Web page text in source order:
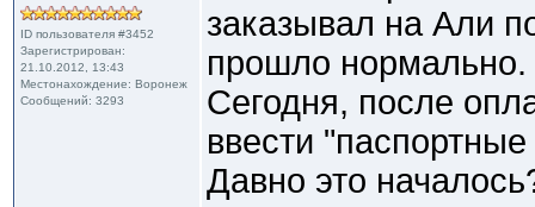
ID пользователя #3452
Зарегистрирован:
21.10.2012, 13:43
Местонахождение: Воронеж
Сообщений: 3293
заказывал на Али
прошло нормально.
Сегодня, после
ввести
Давно это